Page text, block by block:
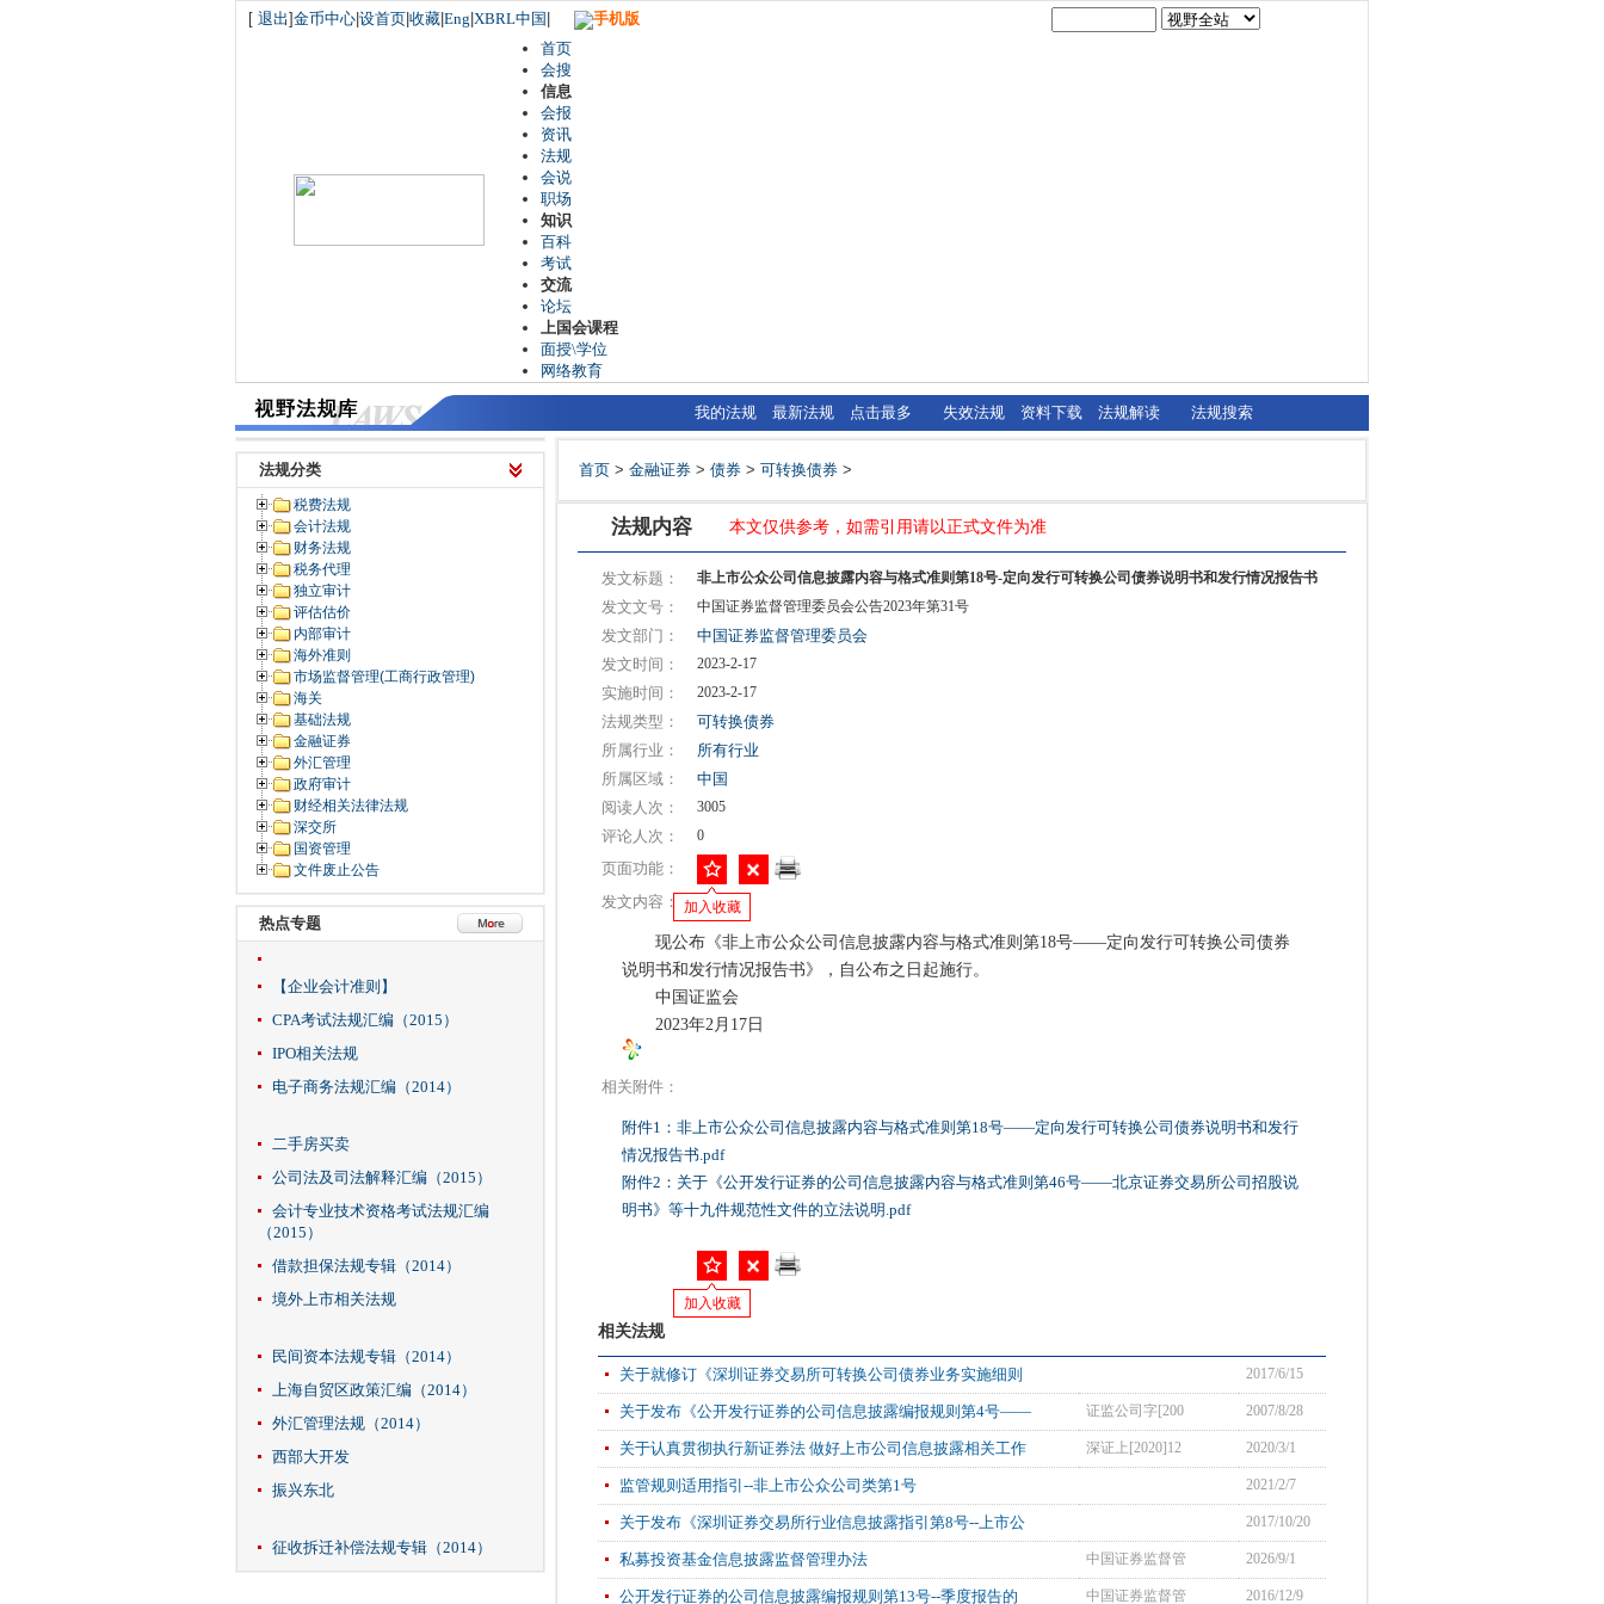
[ 退出]金币中心 设首页 收藏 Eng XBRL中国
手机版
首页
会搜
信息
会报
资讯
法规
会说
职场
知识
百科
考试
交流
论坛
上国会课程
面授\学位
网络教育
我的法规 最新法规 点击最多 失效法规 资料下载 法规解读 法规搜索
法规分类
税费法规
会计法规
财务法规
税务代理
独立审计
评估估价
内部审计
海外准则
市场监督管理(工商行政管理)
海关
基础法规
金融证券
外汇管理
政府审计
财经相关法律法规
深交所
国资管理
文件废止公告
热点专题
【企业会计准则】
CPA考试法规汇编（2015）
IPO相关法规
电子商务法规汇编（2014）
二手房买卖
公司法及司法解释汇编（2015）
会计专业技术资格考试法规汇编
（2015）
借款担保法规专辑（2014）
境外上市相关法规
民间资本法规专辑（2014）
上海自贸区政策汇编（2014）
外汇管理法规（2014）
西部大开发
振兴东北
征收拆迁补偿法规专辑（2014）
首页 > 金融证券 > 债券 > 可转换债券 >
法规内容 本文仅供参考，如需引用请以正式文件为准
发文标题： 非上市公众公司信息披露内容与格式准则第18号-定向发行可转换公司债券说明书和发行情况报告书
发文文号： 中国证券监督管理委员会公告2023年第31号
发文部门：
中国证券监督管理委员会
发文时间：
2023-2-17
实施时间： 2023-2-17
法规类型：
可转换债券
所属行业：
所有行业
所属区域：
中国
阅读人次：
3005
评论人次： 0
页面功能：
加入收藏
发文内容：
现公布《非上市公众公司信息披露内容与格式准则第18号——定向发行可转换公司债券
说明书和发行情况报告书》，自公布之日起施行。
中国证监会
2023年2月17日
相关附件：
附件1：非上市公众公司信息披露内容与格式准则第18号——定向发行可转换公司债券说明书和发行
情况报告书.pdf
附件2：关于《公开发行证券的公司信息披露内容与格式准则第46号——北京证券交易所公司招股说
明书》等十九件规范性文件的立法说明.pdf
加入收藏
相关法规
关于就修订《深圳证券交易所可转换公司债券业务实施细则 2017/6/15
关于发布《公开发行证券的公司信息披露编报规则第4号—— 证监公司字[200 2007/8/28
关于认真贯彻执行新证券法 做好上市公司信息披露相关工作 深证上[2020]12 2020/3/1
监管规则适用指引--非上市公众公司类第1号 2021/2/7
关于发布《深圳证券交易所行业信息披露指引第8号--上市公 2017/10/20
私募投资基金信息披露监督管理办法 中国证券监督管 2026/9/1
公开发行证券的公司信息披露编报规则第13号--季度报告的 中国证券监督管 2016/12/9